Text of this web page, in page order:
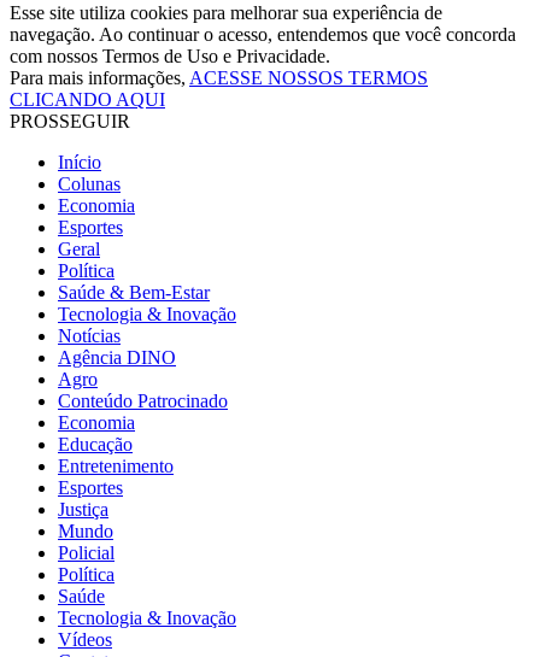
Esse site utiliza cookies para melhorar sua experiência de
navegação. Ao continuar o acesso, entendemos que você concorda
com nossos Termos de Uso e Privacidade.
Para mais informações, ACESSE NOSSOS TERMOS
CLICANDO AQUI
PROSSEGUIR
Início
Colunas
Economia
Esportes
Geral
Política
Saúde & Bem-Estar
Tecnologia & Inovação
Notícias
Agência DINO
Agro
Conteúdo Patrocinado
Economia
Educação
Entretenimento
Esportes
Justiça
Mundo
Policial
Política
Saúde
Tecnologia & Inovação
Vídeos